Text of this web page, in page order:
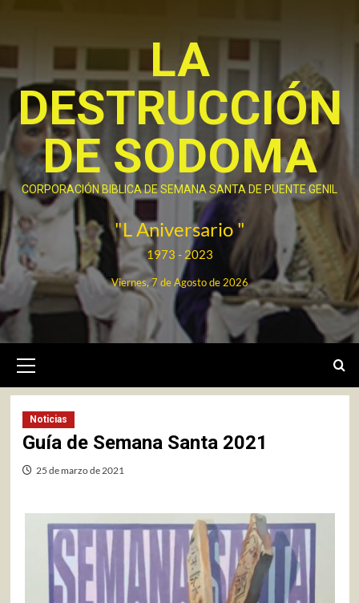
contenido
LA
DESTRUCCIÓN
DE SODOMA
CORPORACIÓN BIBLICA DE SEMANA SANTA DE PUENTE GENIL
"L Aniversario "
1973 - 2023
Viernes, 7 de Agosto de 2026
primario
Noticias
Guía de Semana Santa 2021
25 de marzo de 2021